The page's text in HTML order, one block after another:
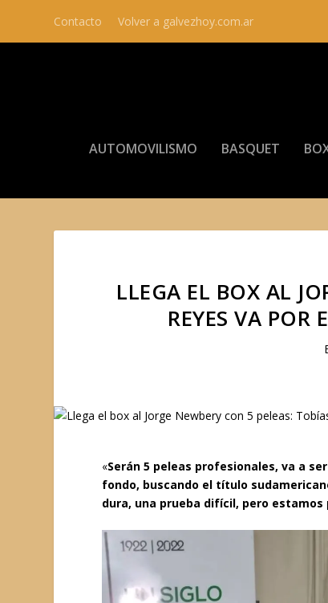
Contacto Volver a galvezhoy.com.ar
AUTOMOVILISMO BASQUET
LLEGA EL BOX AL
REYES VA POR
«Serán 5 peleas profesionales, va a
fondo, buscando el título
dura, una prueba difícil, pero estamos